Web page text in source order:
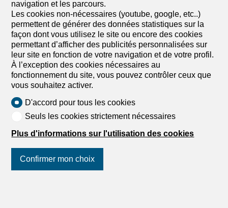
Découvrez des biens similaires
navigation et les parcours.
Les cookies non-nécessaires (youtube, google, etc..)
permettent de générer des données statistiques sur la
façon dont vous utilisez le site ou encore des cookies
permettant d’afficher des publicités personnalisées sur
leur site en fonction de votre navigation et de votre profil.
À l’exception des cookies nécessaires au
fonctionnement du site, vous pouvez contrôler ceux que
vous souhaitez activer.
D'accord pour tous les cookies
Seuls les cookies strictement nécessaires
Plus d'informations sur l'utilisation des cookies
Confirmer mon choix